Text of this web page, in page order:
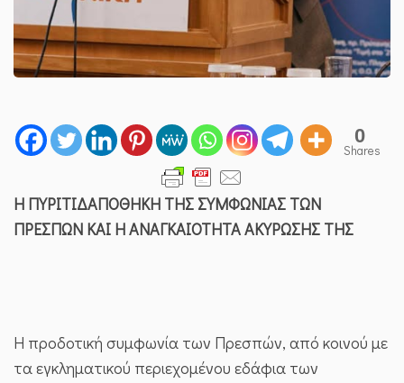
0
Shares
Η ΠΥΡΙΤΙΔΑΠΟΘΗΚΗ ΤΗΣ ΣΥΜΦΩΝΙΑΣ ΤΩΝ
ΠΡΕΣΠΩΝ ΚΑΙ Η ΑΝΑΓΚΑΙΟΤΗΤΑ ΑΚΥΡΩΣΗΣ ΤΗΣ
Η προδοτική συμφωνία των Πρεσπών, από κοινού με
τα εγκληματικού περιεχομένου εδάφια των